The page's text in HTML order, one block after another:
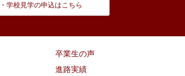
学校見学の申込はこちら
卒業生の声
進路実績